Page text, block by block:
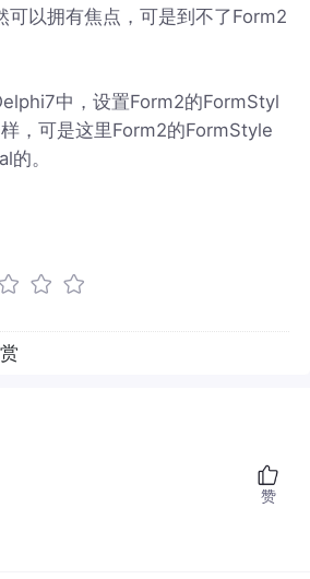
可以拥有焦点，可是到不了Form2
中，设置Form2的FormStyl
，可是这里Form2的FormStyle
。
赞